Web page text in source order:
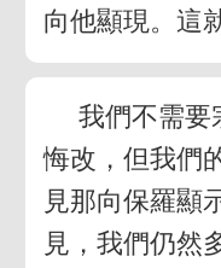
向他顯現。這
我們不需要
悔改，但我們
見那向保羅顯
見，我們仍然